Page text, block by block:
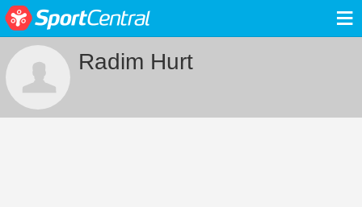
≡
Radim Hurt